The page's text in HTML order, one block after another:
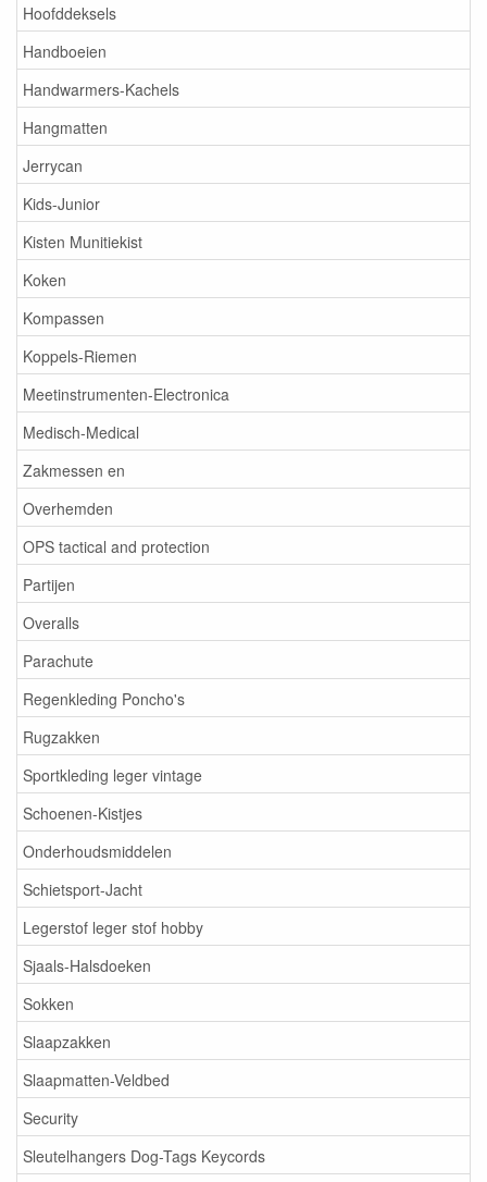
Hoofddeksels
Handboeien
Handwarmers-Kachels
Hangmatten
Jerrycan
Kids-Junior
Kisten Munitiekist
Koken
Kompassen
Koppels-Riemen
Meetinstrumenten-Electronica
Medisch-Medical
Zakmessen en
Overhemden
OPS tactical and protection
Partijen
Overalls
Parachute
Regenkleding Poncho's
Rugzakken
Sportkleding leger vintage
Schoenen-Kistjes
Onderhoudsmiddelen
Schietsport-Jacht
Legerstof leger stof hobby
Sjaals-Halsdoeken
Sokken
Slaapzakken
Slaapmatten-Veldbed
Security
Sleutelhangers Dog-Tags Keycords